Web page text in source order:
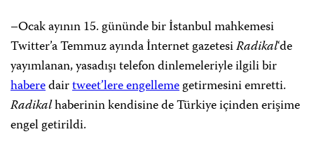
–Ocak ayının 15. gününde bir İstanbul mahkemesi
Twitter’a Temmuz ayında İnternet gazetesiRadikal‘de
yayımlanan, yasadışı telefon dinlemeleriyle ilgili bir
haberedairtweet’lere engellemegetirmesini emretti.
Radikalhaberinin kendisine de Türkiye içinden erişime
engel getirildi.